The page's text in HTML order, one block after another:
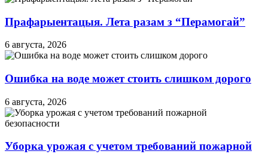
Прафарыентацыя. Лета разам з “Перамогай”
6 августа, 2026
Ошибка на воде может стоить слишком дорого
6 августа, 2026
Уборка урожая с учетом требований пожарной